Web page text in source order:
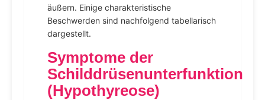
äußern. Einige charakteristische
Beschwerden sind nachfolgend tabellarisch
dargestellt.
Symptome der
Schilddrüsenunterfunktion
(Hypothyreose)